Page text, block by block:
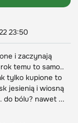
23:50
i zaczynają
temu to samo..
tylko kupione to
jesienią i wiosną
do bólu? nawet ...